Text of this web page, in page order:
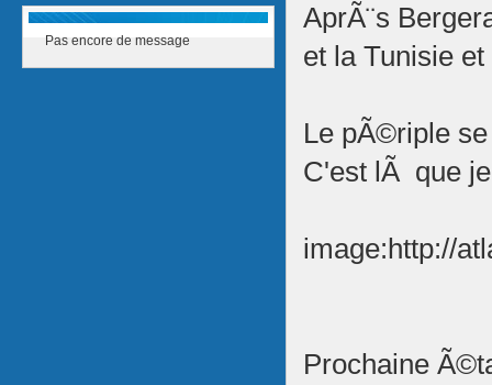
Pas encore de message
AprÃ¨s
et la Tunisie
Le pÃ©riple
C'est lÃ que
image:http://
Prochaine